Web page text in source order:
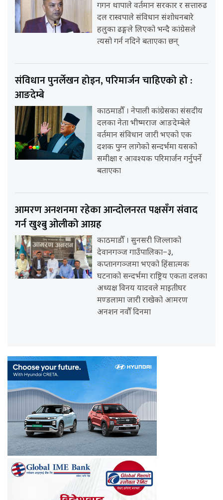
गगन थापाले वर्तमान सरकार र सत्तारुढ
दल रास्वपाले संविधान संशोधनबारे
हलुका ढङ्गले लिएको भन्दै कांग्रेसले
त्यसो गर्न नदिने बताएका छन्
संविधान पुनर्लेखन होइन, परिमार्जन चाहिएको हो :
आङदेम्बे
काठमाडौँ । नेपाली कांग्रेसका संसदीय
दलका नेता भीष्मराज आङदेम्बेले
वर्तमान संविधान जारी भएको एक
दशक पुग्न लागेको सन्दर्भमा यसको
समीक्षा र आवश्यक परिमार्जन गर्नुपर्ने
बताएका
आमरण अनशनमा रहेका आन्दोलनरत पक्षसँग संवाद
गर्न खुश्बु ओलीको आग्रह
काठमाडौँ । सुनसरी जिल्लाको
देवानगञ्ज गाउँपालिका–३,
कप्तानगञ्जमा भएको हिंसात्मक
घटनाको सन्दर्भमा राष्ट्रिय एकता दलका
अध्यक्ष विनय यादवले माइतीघर
मण्डलामा जारी राखेको आमरण
अनशन नवौँ दिनमा